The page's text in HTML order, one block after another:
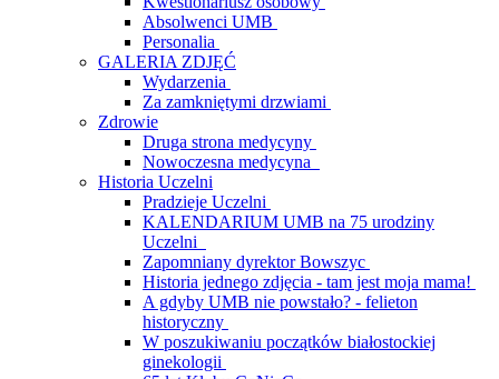
Absolwenci UMB
Personalia
GALERIA ZDJĘĆ
Wydarzenia
Za zamkniętymi drzwiami
Zdrowie
Druga strona medycyny
Nowoczesna medycyna
Historia Uczelni
Pradzieje Uczelni
KALENDARIUM UMB na 75 urodziny
Uczelni
Zapomniany dyrektor Bowszyc
Historia jednego zdjęcia - tam jest moja mama!
A gdyby UMB nie powstało? - felieton
historyczny
W poszukiwaniu początków białostockiej
ginekologii